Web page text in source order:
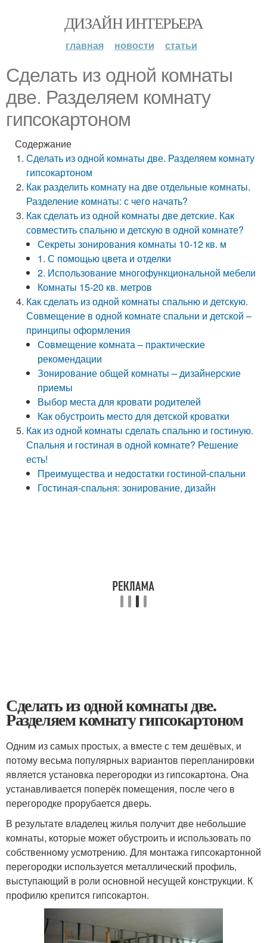
ДИЗАЙН ИНТЕРЬЕРА
главная новости статьи
Сделать из одной комнаты
две. Разделяем комнату
гипсокартоном
Содержание
Сделать из одной комнаты две. Разделяем комнату
гипсокартоном
Как разделить комнату на две отдельные комнаты.
Разделение комнаты: с чего начать?
Как сделать из одной комнаты две детские. Как
совместить спальню и детскую в одной комнате?
Секреты зонирования комнаты 10-12 кв. м
1. С помощью цвета и отделки
2. Использование многофункциональной мебели
Комнаты 15-20 кв. метров
Как сделать из одной комнаты спальню и детскую.
Совмещение в одной комнате спальни и детской –
принципы оформления
Совмещение комната – практические
рекомендации
Зонирование общей комнаты – дизайнерские
приемы
Выбор места для кровати родителей
Как обустроить место для детской кроватки
Как из одной комнаты сделать спальню и гостиную.
Спальня и гостиная в одной комнате? Решение
есть!
Преимущества и недостатки гостиной-спальни
Гостиная-спальня: зонирование, дизайн
Сделать из одной комнаты две.
Разделяем комнату гипсокартоном
Одним из самых простых, а вместе с тем дешёвых, и
потому весьма популярных вариантов перепланировки
является установка перегородки из гипсокартона. Она
устанавливается поперёк помещения, после чего в
перегородке прорубается дверь.
В результате владелец жилья получит две небольшие
комнаты, которые может обустроить и использовать по
собственному усмотрению. Для монтажа гипсокартонной
перегородки используется металлический профиль,
выступающий в роли основной несущей конструкции. К
профилю крепится гипсокартон.